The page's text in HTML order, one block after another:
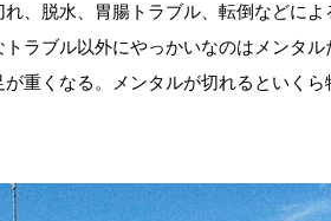
、脱水、胃腸トラブル、転倒などに
ラブル以外にやっかいなのはメンタ
重くなる。メンタルが切れるといく